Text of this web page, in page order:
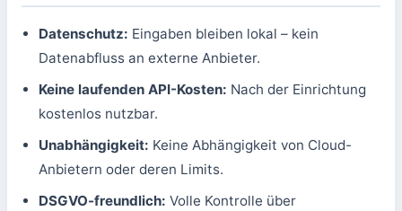
Datenschutz: Eingaben bleiben lokal – kein
Datenabfluss an externe Anbieter.
Keine laufenden API-Kosten: Nach der Einrichtung
kostenlos nutzbar.
Unabhängigkeit: Keine Abhängigkeit von Cloud-
Anbietern oder deren Limits.
DSGVO-freundlich: Volle Kontrolle über